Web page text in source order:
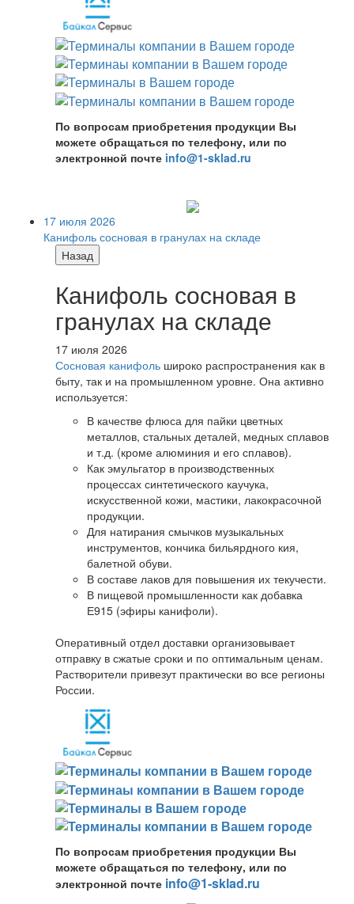
По вопросам приобретения продукции Вы
можете обращаться по телефону, или по
электронной почте info@1-sklad.ru
17 июля 2026
Канифоль сосновая в гранулах на складе
Назад
Канифоль сосновая в
гранулах на складе
17 июля 2026
Сосновая канифоль широко распространения как в
быту, так и на промышленном уровне. Она активно
используется:
В качестве флюса для пайки цветных
металлов, стальных деталей, медных сплавов
и т.д. (кроме алюминия и его сплавов).
Как эмульгатор в производственных
процессах синтетического каучука,
искусственной кожи, мастики, лакокрасочной
продукции.
Для натирания смычков музыкальных
инструментов, кончика бильярдного кия,
балетной обуви.
В составе лаков для повышения их текучести.
В пищевой промышленности как добавка
Е915 (эфиры канифоли).
Оперативный отдел доставки организовывает
отправку в сжатые сроки и по оптимальным ценам.
Растворители привезут практически во все регионы
России.
По вопросам приобретения продукции Вы
можете обращаться по телефону, или по
электронной почте info@1-sklad.ru